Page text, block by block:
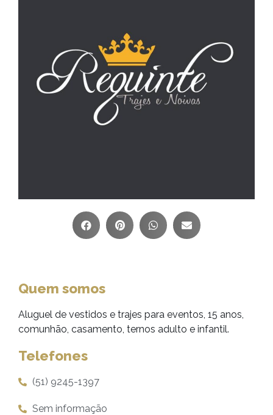
Quem somos
Aluguel de vestidos e trajes para eventos, 15 anos,
comunhão, casamento, ternos adulto e infantil.
Telefones
(51) 9245-1397
Sem informação